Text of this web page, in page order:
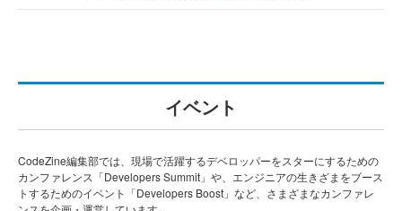
イベント
CodeZine編集部では、現場で活躍するデベロッパーをスターにするための
カンファレンス「Developers Summit」や、エンジニアの生きざまをブース
トするためのイベント「Developers Boost」など、さまざまなカンファレ